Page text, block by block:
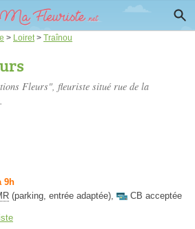
> Loiret > Traînou
Fleurs", fleuriste situé rue de la
9h
(parking, entrée adaptée), CB acceptée